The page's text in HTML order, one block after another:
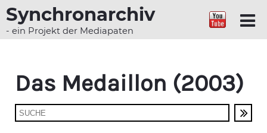
Synchronarchiv
- ein Projekt der Mediapaten
Das Medaillon (2003)